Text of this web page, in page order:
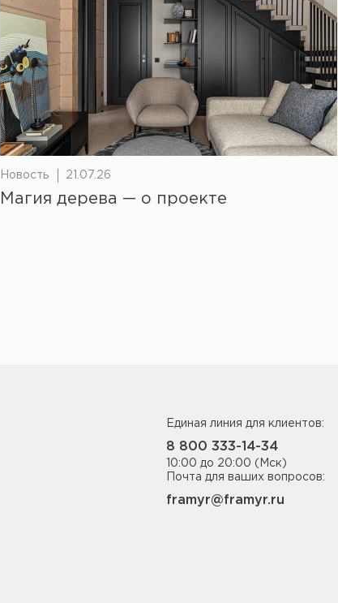
Новость 21.07.26
Магия дерева — о проекте
Единая линия для клиентов:
8 800 333-14-34
10:00 до 20:00 (Мск)
Почта для ваших вопросов:
framyr@framyr.ru